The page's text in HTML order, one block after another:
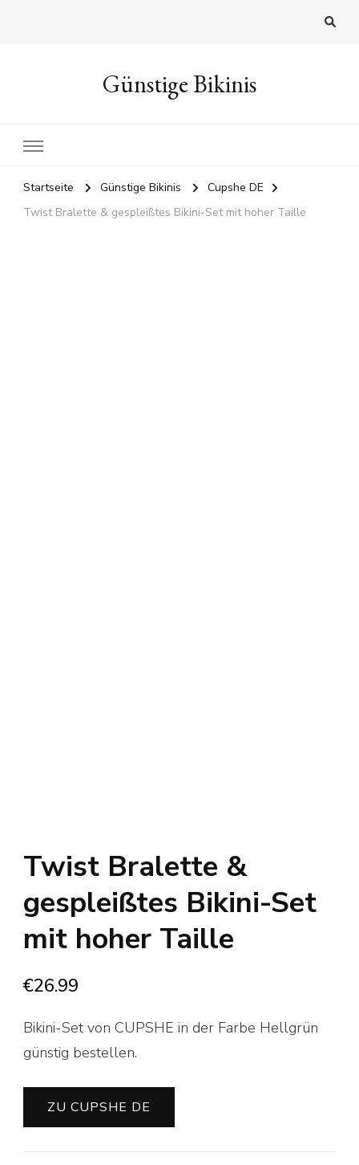
Günstige Bikinis
Startseite Günstige Bikinis
Cupshe DE
Twist Bralette & gespleißtes Bikini-Set mit hoher Taille
Twist Bralette &
gespleißtes Bikini-Set
mit hoher Taille
€26.99
Bikini-Set von CUPSHE in der Farbe Hellgrün
günstig bestellen.
ZU CUPSHE DE